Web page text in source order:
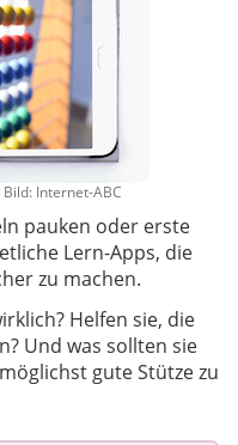
Internet-ABC
pauken oder erste
Lern-Apps, die
zu machen.
Helfen sie, die
Und was sollten sie
gute Stütze zu